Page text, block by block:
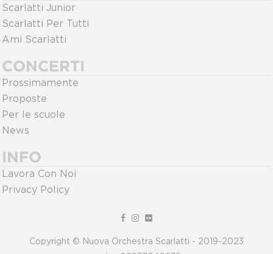
Scarlatti Junior
Scarlatti Per Tutti
Ami Scarlatti
CONCERTI
Prossimamente
Proposte
Per le scuole
News
INFO
Lavora Con Noi
Privacy Policy
Copyright © Nuova Orchestra Scarlatti - 2019-2023